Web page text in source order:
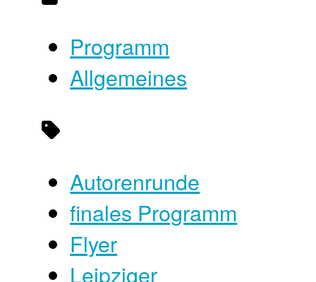
Programm
Allgemeines
Autorenrunde
finales Programm
Flyer
Leipziger